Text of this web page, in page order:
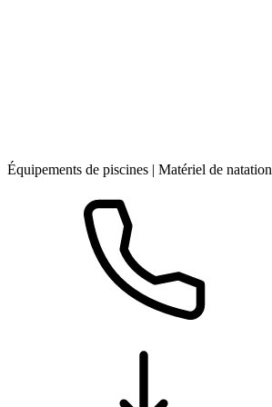
Équipements de piscines | Matériel de natation